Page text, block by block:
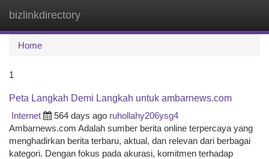
bizlinkdirectory
Home
1
Peta Langkah Demi Langkah untuk ambarnews.com
Internet
564 days ago ruhollahy206ysg4
Ambarnews.com Adalah sumber berita online terpercaya yang
menghadirkan berita terbaru, aktual, dan relevan dari berbagai
kategori. Dengan fokus pada akurasi, komitmen terhadap